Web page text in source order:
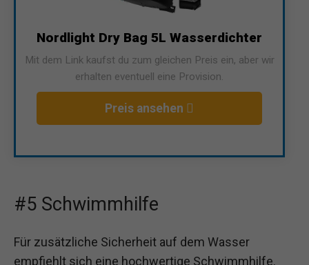
Nordlight Dry Bag 5L Wasserdichter
Mit dem Link kaufst du zum gleichen Preis ein, aber wir
erhalten eventuell eine Provision.
Preis ansehen
#5 Schwimmhilfe
Für zusätzliche Sicherheit auf dem Wasser
empfiehlt sich eine hochwertige Schwimmhilfe.